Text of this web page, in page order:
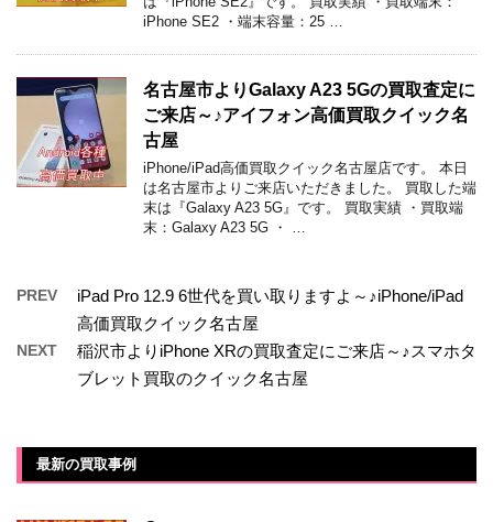
iPhone SE2 ・端末容量：25 …
名古屋市よりGalaxy A23 5Gの買取査定に
ご来店～♪アイフォン高価買取クイック名
古屋
iPhone/iPad高価買取クイック名古屋店です。 本日
は名古屋市よりご来店いただきました。 買取した端
末は『Galaxy A23 5G』です。 買取実績 ・買取端
末：Galaxy A23 5G ・ …
PREV
iPad Pro 12.9 6世代を買い取りますよ～♪iPhone/iPad
高価買取クイック名古屋
NEXT
稲沢市よりiPhone XRの買取査定にご来店～♪スマホタ
ブレット買取のクイック名古屋
最新の買取事例